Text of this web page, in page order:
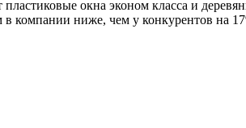
окна эконом класса и
ниже, чем у конкурентов на